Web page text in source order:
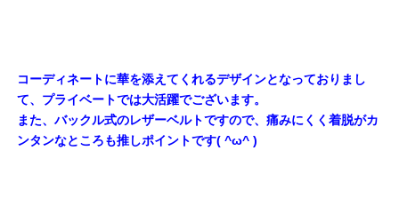
コーディネートに華を添えてくれるデザインとなっておりまし
て、プライベートでは大活躍でございます。
また、バックル式のレザーベルトですので、痛みにくく着脱がカ
ンタンなところも推しポイントです( ^ω^ )